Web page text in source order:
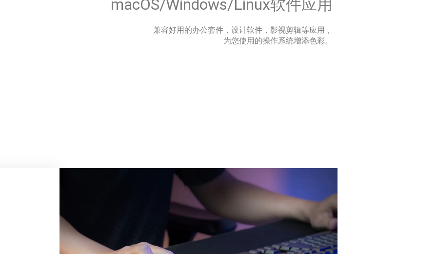
macOS/Windows/Linux软件应用
兼容好用的办公套件，设计软件，影视剪辑等应用，
为您使用的操作系统增添色彩。